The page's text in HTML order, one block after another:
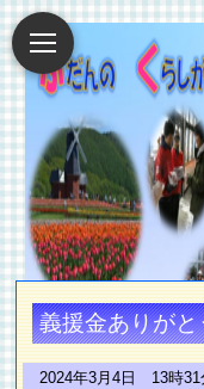
義援金ありが
2024年3月4日 13時31